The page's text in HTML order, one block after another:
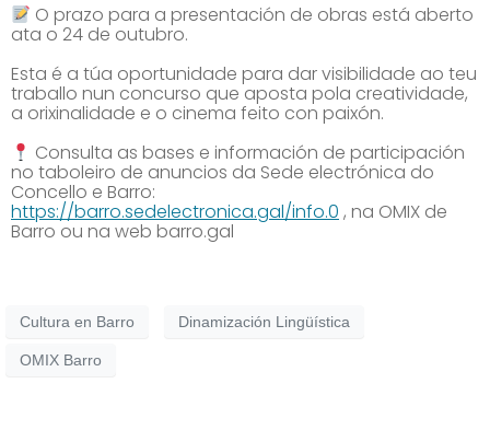
O prazo para a presentación de obras está aberto
ata o 24 de outubro.
Esta é a túa oportunidade para dar visibilidade ao teu
traballo nun concurso que aposta pola creatividade,
a orixinalidade e o cinema feito con paixón.
Consulta as bases e información de participación
no taboleiro de anuncios da Sede electrónica do
Concello e Barro:
https://barro.sedelectronica.gal/info.0 , na OMIX de
Barro ou na web barro.gal
Cultura en Barro Dinamización Lingüística
OMIX Barro